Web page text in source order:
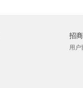
招
用户